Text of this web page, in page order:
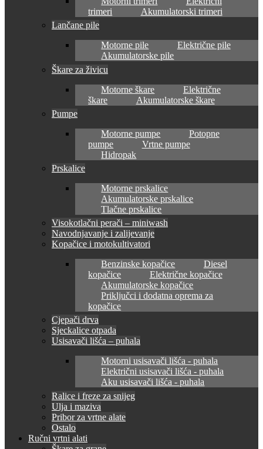
trimeri
Akumulatorski trimeri
Lančane pile
Motorne pile
Električne pile
Akumulatorske pile
Škare za živicu
Motorne škare
Električne
škare
Akumulatorske škare
Pumpe
Motorne pumpe
Potopne
pumpe
Vrtne pumpe
Hidropak
Prskalice
Motorne prskalice
Akumulatorske prskalice
Tlačne prskalice
Visokotlačni perači – miniwash
Navodnjavanje i zalijevanje
Kopačice i motokultivatori
Benzinske kopačice
Diesel
kopačice
Električne kopačice
Akumulatorske kopačice
Priključci i dodatna oprema za
kopačice
Cjepači drva
Sjeckalice otpada
Usisavači lišća – puhala
Motorni usisavači lišća - puhala
Električni usisavači lišća - puhala
Aku usisavači lišća - puhala
Ralice i freze za snijeg
Ulja i maziva
Pribor za vrtne alate
Ostalo
Ručni vrtni alati